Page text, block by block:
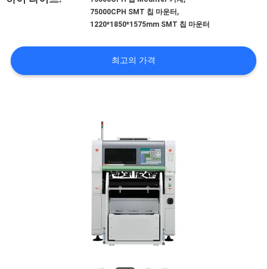
어
75000CPH SMT 칩 마운터 ,
1220*1850*1575mm SMT 칩 마운터
최고의 가격